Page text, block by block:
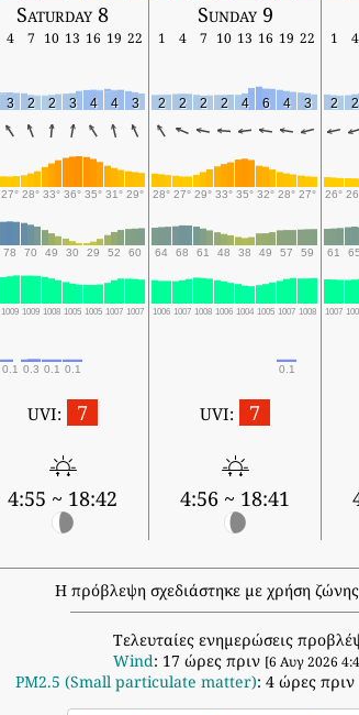
Saturday 8 Sunday 9
4 7 10 13 16 19 22 1 4 7 10 13 16 19 22 1 4
3 2 2 3 4 4 3 2 2 2 2 4 6 4 3 2 2
27° 28° 33° 36° 35° 31° 29° 28° 27° 29° 33° 35° 32° 28° 27° 26°
78 70 49 30 29 52 60 64 68 61 48 38 49 57 59 61 65
1009 1009 1008 1005 1005 1007 1007 1006 1007 1008 1006 1004 1005 1007 1008 1007
0.1 0.3 0.1 0.1 0.1
UVI: 7
4:55 ~ 18:42
UVI: 7
4:56 ~ 18:41
Η πρόβλεψη σχεδιάστηκε με χρήση
Τελευταίες ενημερώσεις
Wind: 17 ώρες πριν [6 Αυγ 2026
PM2.5 (Small particulate matter): 4 ώρες πριν